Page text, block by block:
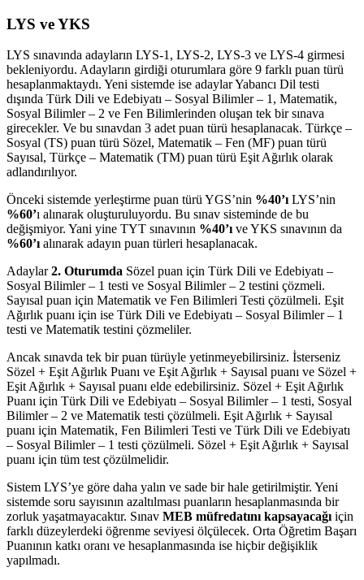
LYS ve YKS
LYS sınavında adayların LYS-1, LYS-2, LYS-3 ve LYS-4 girmesi
bekleniyordu. Adayların girdiği oturumlara göre 9 farklı puan türü
hesaplanmaktaydı. Yeni sistemde ise adaylar Yabancı Dil testi
dışında Türk Dili ve Edebiyatı – Sosyal Bilimler – 1, Matematik,
Sosyal Bilimler – 2 ve Fen Bilimlerinden oluşan tek bir sınava
girecekler. Ve bu sınavdan 3 adet puan türü hesaplanacak. Türkçe –
Sosyal (TS) puan türü Sözel, Matematik – Fen (MF) puan türü
Sayısal, Türkçe – Matematik (TM) puan türü Eşit Ağırlık olarak
adlandırılıyor.
Önceki sistemde yerleştirme puan türü YGS’nin %40’ı LYS’nin
%60’ı alınarak oluşturuluyordu. Bu sınav sisteminde de bu
değişmiyor. Yani yine TYT sınavının %40’ı ve YKS sınavının da
%60’ı alınarak adayın puan türleri hesaplanacak.
Adaylar2. Oturumda Sözel puan için Türk Dili ve Edebiyatı –
Sosyal Bilimler – 1 testi ve Sosyal Bilimler – 2 testini çözmeli.
Sayısal puan için Matematik ve Fen Bilimleri Testi çözülmeli. Eşit
Ağırlık puanı için ise Türk Dili ve Edebiyatı – Sosyal Bilimler – 1
testi ve Matematik testini çözmeliler.
Ancak sınavda tek bir puan türüyle yetinmeyebilirsiniz. İsterseniz
Sözel + Eşit Ağırlık Puanı ve Eşit Ağırlık + Sayısal puanı ve Sözel +
Eşit Ağırlık + Sayısal puanı elde edebilirsiniz. Sözel + Eşit Ağırlık
Puanı için Türk Dili ve Edebiyatı – Sosyal Bilimler – 1 testi, Sosyal
Bilimler – 2 ve Matematik testi çözülmeli. Eşit Ağırlık + Sayısal
puanı için Matematik, Fen Bilimleri Testi ve Türk Dili ve Edebiyatı
– Sosyal Bilimler – 1 testi çözülmeli. Sözel + Eşit Ağırlık + Sayısal
puanı için tüm test çözülmelidir.
Sistem LYS’ye göre daha yalın ve sade bir hale getirilmiştir. Yeni
sistemde soru sayısının azaltılması puanların hesaplanmasında bir
zorluk yaşatmayacaktır. Sınav MEB müfredatını kapsayacağı için
farklı düzeylerdeki öğrenme seviyesi ölçülecek. Orta Öğretim Başarı
Puanının katkı oranı ve hesaplanmasında ise hiçbir değişiklik
yapılmadı.